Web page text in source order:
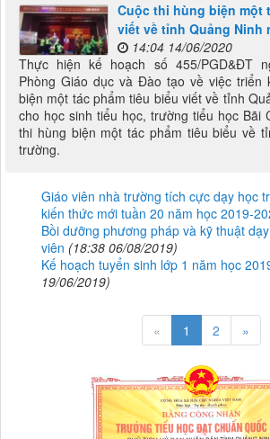
Cuộc thi hùng biện một
viết về tỉnh Quảng Ninh
14:04 14/06/2020
Thực hiện kế hoạch số 455/PGD&ĐT
Phòng Giáo dục và Đào tạo về việc triển
biện một tác phẩm tiêu biểu viết về tỉnh
cho học sinh tiểu học, trường tiểu học Bãi
thi hùng biện một tác phẩm tiêu biểu về
trường.
Giáo viên nhà trường tích cực dạy học
kiến thức mới tuần 20 năm học 2019-
Bồi dưỡng phương pháp và kỹ thuật
viên (18:38 06/08/2019)
Kế hoạch tuyển sinh lớp 1 năm học
19/06/2019)
« 1 2 »